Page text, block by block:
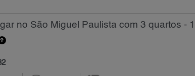
no São Miguel Paulista com 3 quartos -